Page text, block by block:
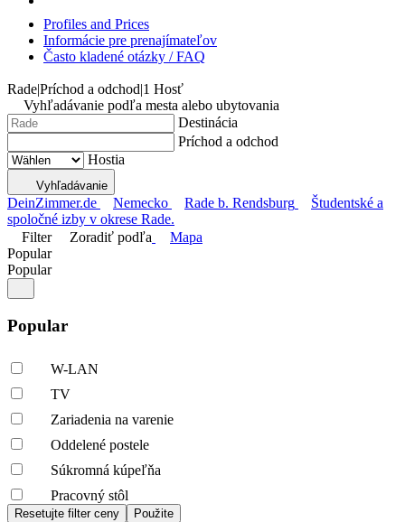
Profiles and Prices
Informácie pre prenajímateľov
Často kladené otázky / FAQ
Rade|Príchod a odchod|1 Hosť
Vyhľadávanie podľa mesta alebo ubytovania
Destinácia
Príchod a odchod
Hostia
Vyhľadávanie
DeinZimmer.de Nemecko Rade b. Rendsburg
Študentské a
spoločné izby v okrese Rade.
Filter
Zoradiť podľa
Mapa
Popular
Popular
Popular
W-LAN
TV
Zariadenia na varenie
Oddelené postele
Súkromná kúpeľňa
Pracovný stôl